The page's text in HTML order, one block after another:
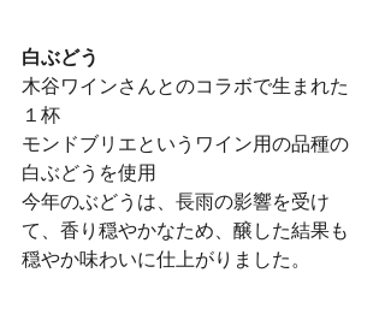
白ぶどう
木谷ワインさんとのコラボで生まれた
１杯
モンドブリエというワイン用の品種の
白ぶどうを使用
今年のぶどうは、長雨の影響を受け
て、香り穏やかなため、醸した結果も
穏やか味わいに仕上がりました。